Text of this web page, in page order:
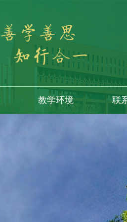
教学环境 联